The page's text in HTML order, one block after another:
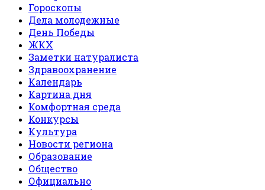
Гороскопы
Дела молодежные
День Победы
ЖКХ
Заметки натуралиста
Здравоохранение
Календарь
Картина дня
Комфортная среда
Конкурсы
Культура
Новости региона
Образование
Общество
Официально